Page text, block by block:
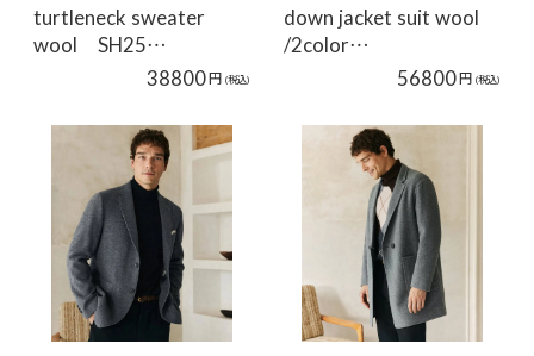
turtleneck sweater
wool SH25…
38800円 (税込)
down jacket suit wool
/2color…
56800円 (税込)